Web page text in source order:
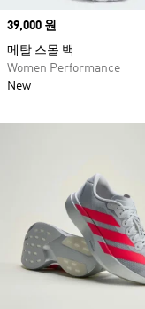
Price
39,000 원
메탈 스몰 백
Women Performance
New